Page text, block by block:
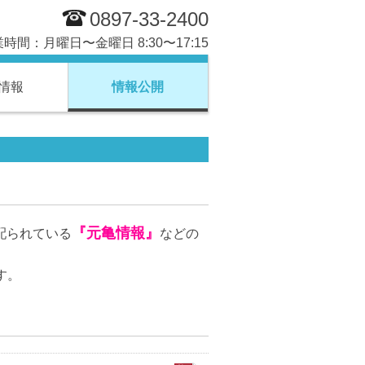
0897-33-2400
間：月曜日〜金曜日 8:30〜17:15
報 情報公開
られている 『元亀情報 』 などの